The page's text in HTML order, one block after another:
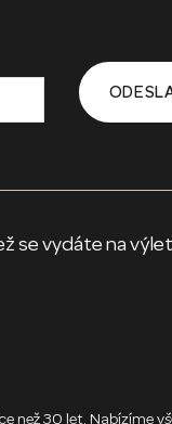
výlet se
30 let. Nabízíme